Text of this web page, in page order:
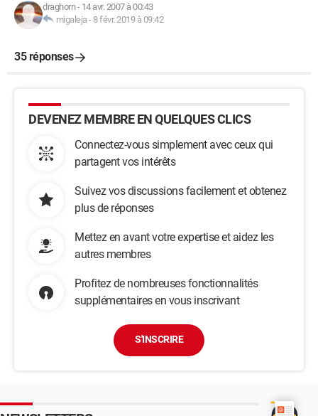
draghorn- 14 avr. 2007 à 00:43
migaleja - 8 févr. 2019 à 09:42
35 réponses
DEVENEZ MEMBRE EN QUELQUES CLICS
Connectez-vous simplement avec ceux qui
partagent vos intérêts
Suivez vos discussions facilement et obtenez
plus de réponses
Mettez en avant votre expertise et aidez les
autres membres
Profitez de nombreuses fonctionnalités
supplémentaires en vous inscrivant
S'INSCRIRE